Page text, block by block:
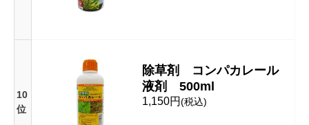
10
位
除草剤 コンパカレール
液剤 500ml
1,150円(税込)